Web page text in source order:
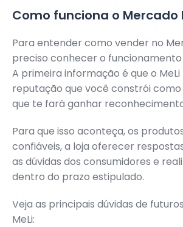
Como funciona o Mercado
Para entender como vender no
preciso conhecer o
A primeira informação é que o
reputação que você constrói
que te fará ganhar
Para que isso aconteça, os
confiáveis, a loja oferecer
as dúvidas dos consumidores e
dentro do prazo estipulado.
Veja as principais dúvidas de
MeLi: